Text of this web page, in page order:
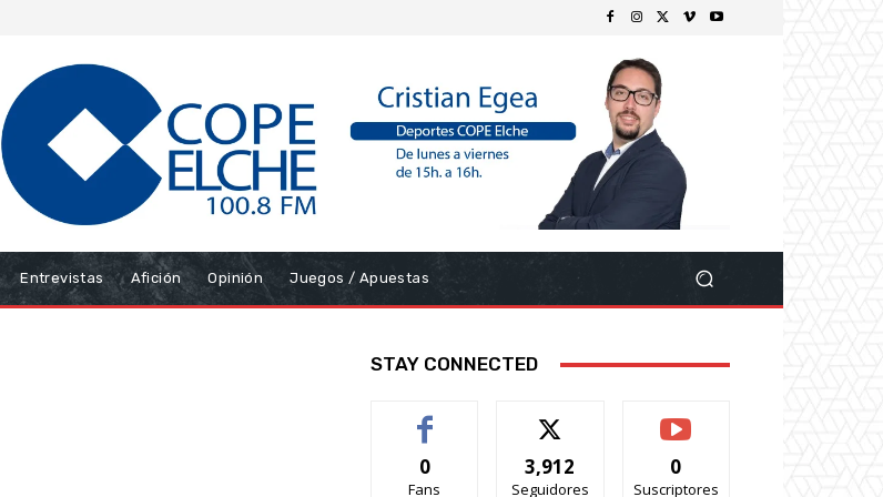
Entrevistas Afición Opinión Juegos / Apuestas
STAY CONNECTED
0
Fans
3,912
Seguidores
0
Suscriptores